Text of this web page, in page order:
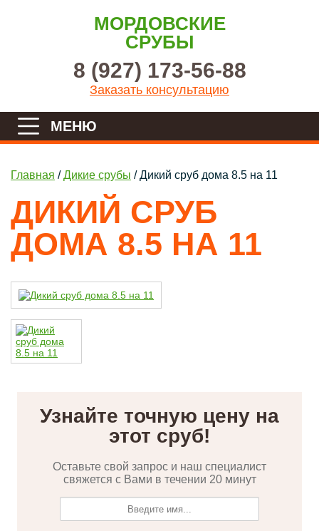
МОРДОВСКИЕ
СРУБЫ
8 (927) 173-56-88
Заказать консультацию
МЕНЮ
О КОМПАНИИ
ЦЕНЫ
ДОСТАВКА
КОНТАКТЫ
Главная /Дикие срубы /Дикий сруб дома 8.5 на 11
ДИКИЙ СРУБ
ДОМА 8.5 НА 11
Узнайте точную цену на
этот сруб!
Оставьте свой запрос и наш специалист
свяжется с Вами в течении 20 минут